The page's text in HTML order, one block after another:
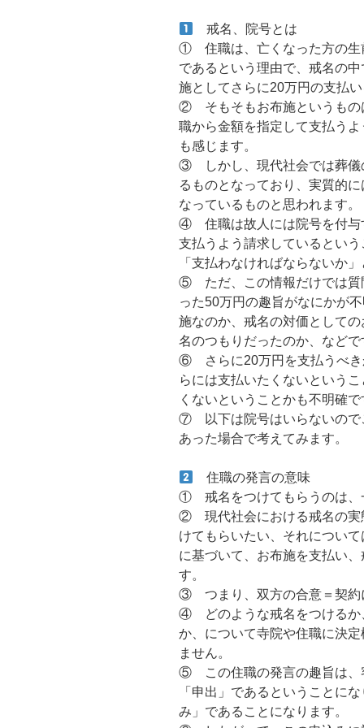
戒名、院号とは
① 住職は、亡くなった方の生
であるという理由で、戒名の
施としてさらに20万円の支払
② そもそもお布施というもの
職から金額を指定して支払う
も感じます。
③ しかし、現代社会では葬儀
るものとなっており、実質的
なっているものと思われます。
④ 住職は故人には院号を付与
支払うよう請求しているとい
「支払わなければならないか
⑤ ただ、この情報だけでは質
った50万円の趣旨がなにかが
施なのか、戒名の対価として
名のつもりだったのか、などで
⑥ さらに20万円を支払うべき
らには支払いたくないという
くないということかも不明確で
⑦ 以下は院号はいらないので
あった場合で考えてみます。
住職の発言の意味
① 戒名をつけてもらうのは、
② 現代社会における戒名の実
けてもらいたい、それについ
に基づいて、お布施を支払い
す。
③ つまり、双方の合意＝契約
④ どのような戒名をつけるか
か、について寺院や住職に決
ません。
⑤ この住職の発言の趣旨は、
「申出」であるということに
み」であることになります。